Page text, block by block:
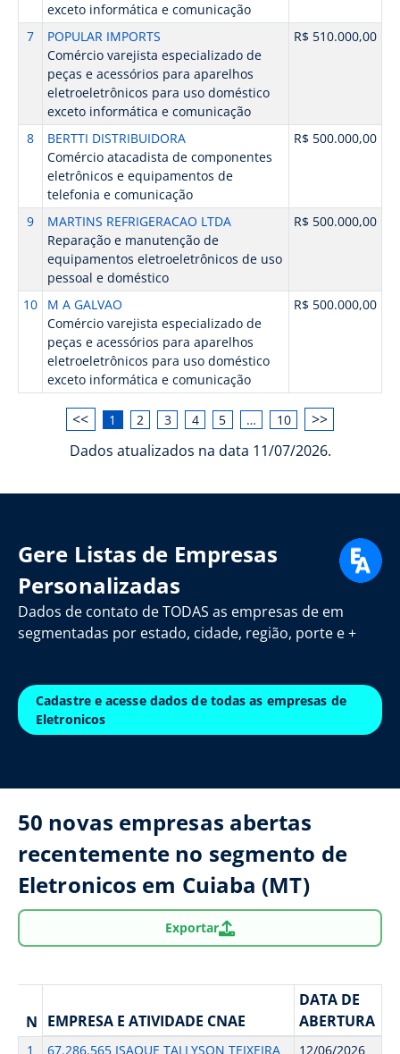
exceto informática e comunicação
7
POPULAR IMPORTS
Comércio varejista especializado de
peças e acessórios para aparelhos
eletroeletrônicos para uso doméstico
exceto informática e comunicação
R$ 510.000,00
8
BERTTI DISTRIBUIDORA
Comércio atacadista de componentes
eletrônicos e equipamentos de
telefonia e comunicação
R$ 500.000,00
9
MARTINS REFRIGERACAO LTDA
Reparação e manutenção de
equipamentos eletroeletrônicos de uso
pessoal e doméstico
R$ 500.000,00
10
M A GALVAO
Comércio varejista especializado de
peças e acessórios para aparelhos
eletroeletrônicos para uso doméstico
exceto informática e comunicação
R$ 500.000,00
<< 1 2 3 4 5 … 10
>>
Dados atualizados na data 11/07/2026.
Gere Listas de Empresas
Personalizadas
Dados de contato de TODAS as empresas de em
segmentadas por estado, cidade, região, porte e +
Cadastre e acesse dados de todas as empresas de
Eletronicos
50 novas empresas abertas
recentemente no segmento de
Eletronicos em Cuiaba (MT)
Exportar
N EMPRESA E ATIVIDADE CNAE
DATA DE
ABERTURA
1
67.286.565 ISAQUE TALLYSON TEIXEIRA
12/06/2026